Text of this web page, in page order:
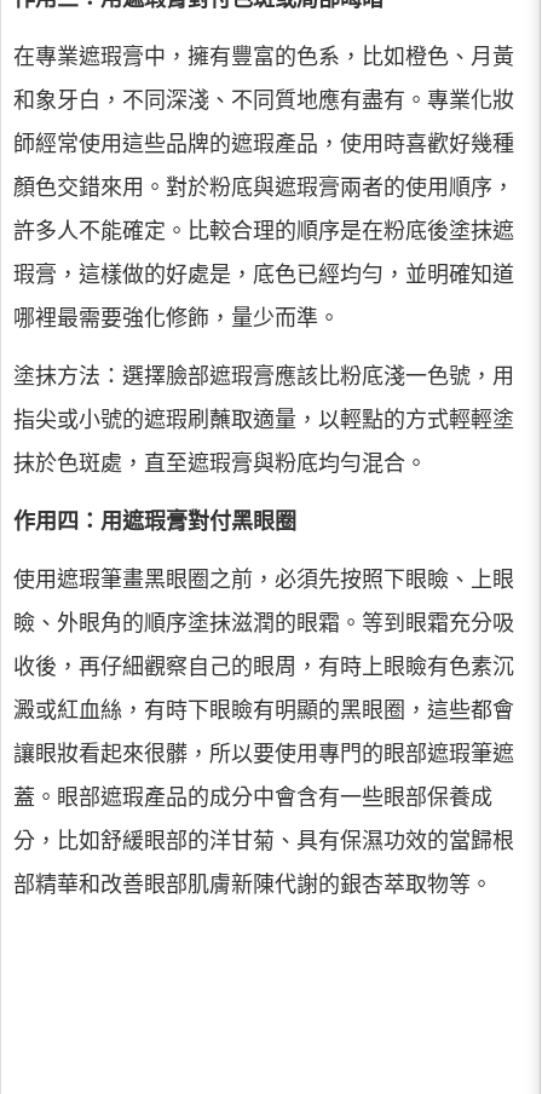
在專業遮瑕膏中，擁有豐富的色系，比如橙色、月黃
和象牙白，不同深淺、不同質地應有盡有。專業化妝
師經常使用這些品牌的遮瑕產品，使用時喜歡好幾種
顏色交錯來用。對於粉底與遮瑕膏兩者的使用順序，
許多人不能確定。比較合理的順序是在粉底後塗抹遮
瑕膏，這樣做的好處是，底色已經均勻，並明確知道
哪裡最需要強化修飾，量少而準。
塗抹方法：選擇臉部遮瑕膏應該比粉底淺一色號，用
指尖或小號的遮瑕刷蘸取適量，以輕點的方式輕輕塗
抹於色斑處，直至遮瑕膏與粉底均勻混合。
作用四：用遮瑕膏對付黑眼圈
使用遮瑕筆畫黑眼圈之前，必須先按照下眼瞼、上眼
瞼、外眼角的順序塗抹滋潤的眼霜。等到眼霜充分吸
收後，再仔細觀察自己的眼周，有時上眼瞼有色素沉
澱或紅血絲，有時下眼瞼有明顯的黑眼圈，這些都會
讓眼妝看起來很髒，所以要使用專門的眼部遮瑕筆遮
蓋。眼部遮瑕產品的成分中會含有一些眼部保養成
分，比如舒緩眼部的洋甘菊、具有保濕功效的當歸根
部精華和改善眼部肌膚新陳代謝的銀杏萃取物等。